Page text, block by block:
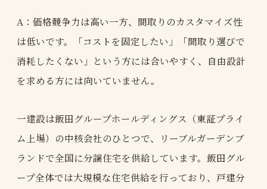
A：価格競争力は高い一方、間取りのカスタマイズ性
は低いです。「コストを固定したい」「間取り選びで
消耗したくない」という方には合いやすく、自由設計
を求める方には向いていません。
一建設は飯田グループホールディングス（東証プライ
ム上場）の中核会社のひとつで、リーブルガーデンブ
ランドで全国に分譲住宅を供給しています。飯田グル
ープ全体では大規模な住宅供給を行っており、戸建分